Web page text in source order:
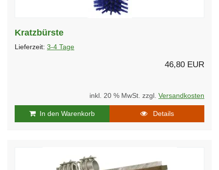
Kratzbürste
Lieferzeit: 3-4 Tage
46,80 EUR
inkl. 20 % MwSt. zzgl. Versandkosten
In den Warenkorb Details